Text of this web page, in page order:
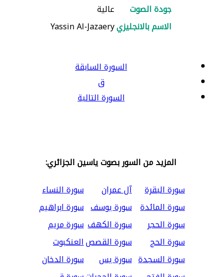
جودة الصوت
عالية
الاسم بالانجليزيYassin Al-Jazaery
السورة السابقة
ق
السورة التالية
المزيد من السور بصوت ياسين الجزائري:
سورة البقرة
آل عمران
سورة النساء
سورة المائدة سورة يوسف سورة ابراهيم
سورة الحجر
سورة الكهف سورة مريم
سورة الحج
سورة القصصالعنكبوت
سورة السجدة سورة يس
سورة الدخان